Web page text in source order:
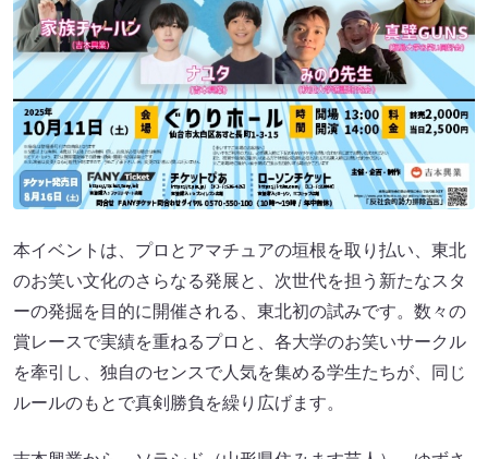
本イベントは、プロとアマチュアの垣根を取り払い、東北
のお笑い文化のさらなる発展と、次世代を担う新たなスタ
ーの発掘を目的に開催される、東北初の試みです。数々の
賞レースで実績を重ねるプロと、各大学のお笑いサークル
を牽引し、独自のセンスで人気を集める学生たちが、同じ
ルールのもとで真剣勝負を繰り広げます。